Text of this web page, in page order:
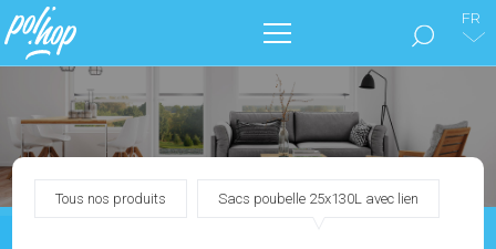
FR
LA MARQUE POL’HOP
Tous nos produits Sacs poubelle 25x130L avec lien